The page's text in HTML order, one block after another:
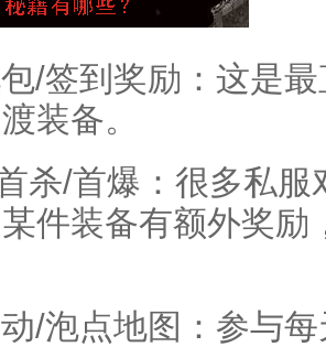
/签到奖励：这是
装备。
杀/首爆：很多私
件装备有额外奖励
/泡点地图：参与